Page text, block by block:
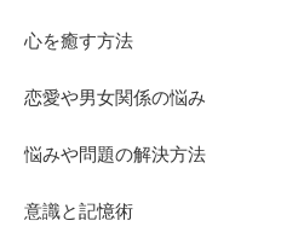
心を癒す方法
恋愛や男女関係の悩み
悩みや問題の解決方法
意識と記憶術